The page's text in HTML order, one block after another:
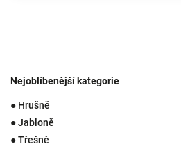
Nejoblíbenější kategorie
● Hrušně
● Jabloně
● Třešně